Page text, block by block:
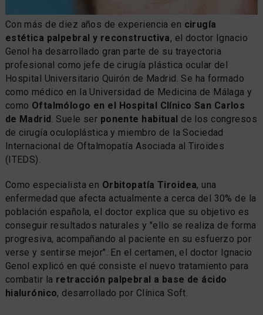
Con más de diez años de experiencia en cirugía
estética palpebral y reconstructiva, el doctor Ignacio
Genol ha desarrollado gran parte de su trayectoria
profesional como jefe de cirugía plástica ocular del
Hospital Universitario Quirón de Madrid. Se ha formado
como médico en la Universidad de Medicina de Málaga y
como Oftalmólogo en el Hospital Clínico San Carlos
de Madrid. Suele ser ponente habitual de los congresos
de cirugía oculoplástica y miembro de la Sociedad
Internacional de Oftalmopatía Asociada al Tiroides
(ITEDS).
Como especialista en Orbitopatía Tiroidea, una
enfermedad que afecta actualmente a cerca del 30% de la
población española, el doctor explica que su objetivo es
conseguir resultados naturales y "ello se realiza de forma
progresiva, acompañando al paciente en su esfuerzo por
verse y sentirse mejor". En el certamen, el doctor Ignacio
Genol explicó en qué consiste el nuevo tratamiento para
combatir la retracción palpebral a base de ácido
hialurónico, desarrollado por Clínica Soft.